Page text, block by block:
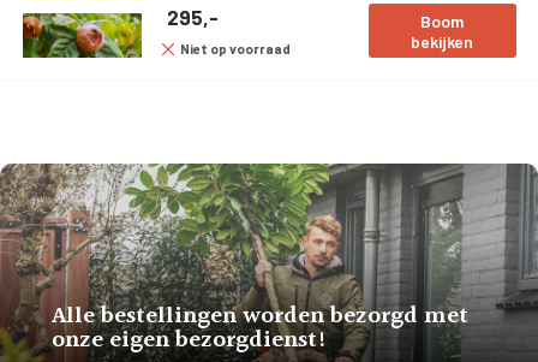
295,-
Niet op voorraad
Boom
bekijken
Alle bestellingen worden bezorgd met
onze eigen bezorgdienst!